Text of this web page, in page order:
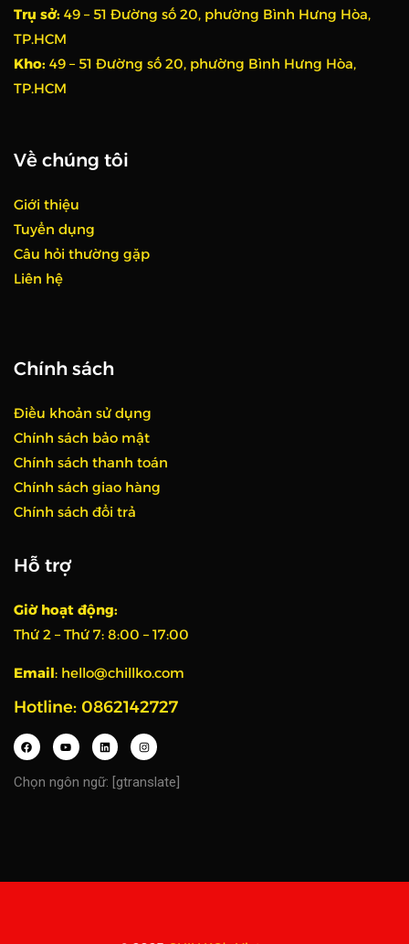
Trụ sở: 49 – 51 Đường số 20, phường Bình Hưng Hòa,
TP.HCM
Kho: 49 – 51 Đường số 20, phường Bình Hưng Hòa,
TP.HCM
Về chúng tôi
Giới thiệu
Tuyển dụng
Câu hỏi thường gặp
Liên hệ
Chính sách
Điều khoản sử dụng
Chính sách bảo mật
Chính sách thanh toán
Chính sách giao hàng
Chính sách đổi trả
Hỗ trợ
Giờ hoạt động:
Thứ 2 – Thứ 7: 8:00 – 17:00
Email: hello@chillko.com
Hotline: 0862142727
Chọn ngôn ngữ: [gtranslate]